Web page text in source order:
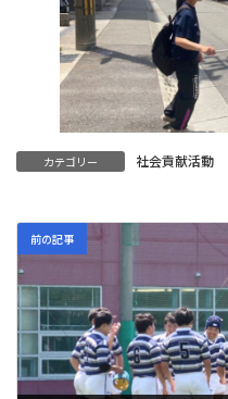
カテゴリー 社会貢献活動
前の記事